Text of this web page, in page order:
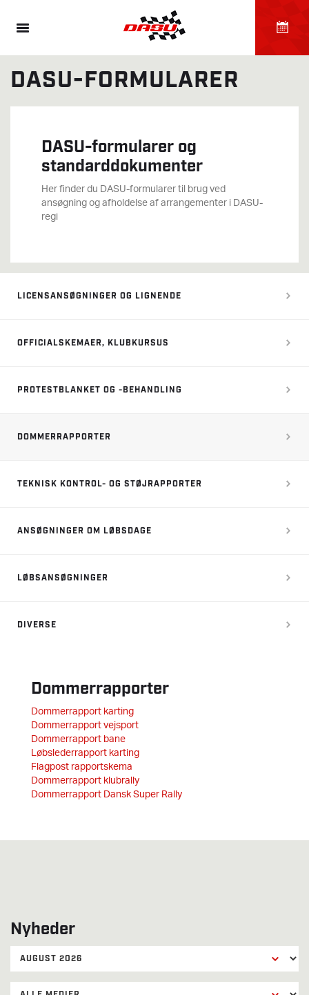
DASU-FORMULARER
DASU-formularer og
standarddokumenter
Her finder du DASU-formularer til brug ved
ansøgning og afholdelse af arrangementer i DASU-
regi
LICENSANSØGNINGER OG LIGNENDE
OFFICIALSKEMAER, KLUBKURSUS
PROTESTBLANKET OG -BEHANDLING
DOMMERRAPPORTER
TEKNISK KONTROL- OG STØJRAPPORTER
ANSØGNINGER OM LØBSDAGE
LØBSANSØGNINGER
DIVERSE
Dommerrapporter
Dommerrapport karting
Dommerrapport vejsport
Dommerrapport bane
Løbslederrapport karting
Flagpost rapportskema
Dommerrapport klubrally
Dommerrapport Dansk Super Rally
Nyheder